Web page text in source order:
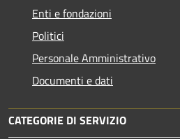
Enti e fondazioni
Politici
Personale Amministrativo
Documenti e dati
CATEGORIE DI SERVIZIO